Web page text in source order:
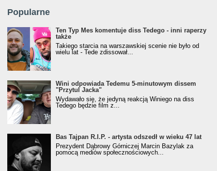
Popularne
Ten Typ Mes komentuje diss Tedego - inni raperzy
także
Takiego starcia na warszawskiej scenie nie było od
wielu lat - Tede zdissował...
Wini odpowiada Tedemu 5-minutowym dissem
"Przytul Jacka"
Wydawało się, że jedyną reakcją Winiego na diss
Tedego będzie film z...
Bas Tajpan R.I.P. - artysta odszedł w wieku 47 lat
Prezydent Dąbrowy Górniczej Marcin Bazylak za
pomocą mediów społecznościowych...